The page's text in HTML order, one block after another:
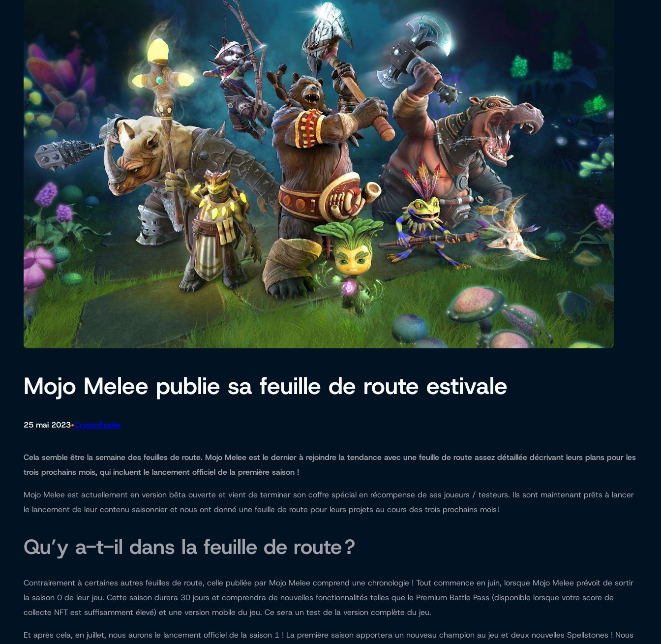
Mojo Melee publie sa feuille de route estivale
25 mai 2023•CryptoFinder
Cela semble être la semaine des feuilles de route. Mojo Melee est le dernier à rejoindre la tendance avec une feuille de route assez détaillée décrivant leurs plans pour les
trois prochains mois, qui incluent le lancement officiel de la première saison !
Mojo Melee est actuellement en version bêta ouverte et vient de terminer son coffre spécial en récompense de ses joueurs / testeurs. Ils sont maintenant prêts à lancer
le lancement de leur contenu saisonnier et nous ont donné une feuille de route pour leurs projets au cours des trois prochains mois !
Qu’y a-t-il dans la feuille de route ?
Contrairement à certaines autres feuilles de route, celle publiée par Mojo Melee comprend une chronologie ! Tout commence en juin, lorsque Mojo Melee prévoit de sortir
la saison 0 de leur jeu. Cette saison durera 30 jours et comprendra de nouvelles fonctionnalités telles que le Premium Battle Pass (disponible lorsque votre score de
collecte NFT est suffisamment élevé) et une version mobile du jeu. Ce sera un test de la version complète du jeu.
Et après cela, en juillet, nous aurons le lancement officiel de la saison 1 ! La première saison apportera un nouveau champion au jeu et deux nouvelles Spellstones ! Nous